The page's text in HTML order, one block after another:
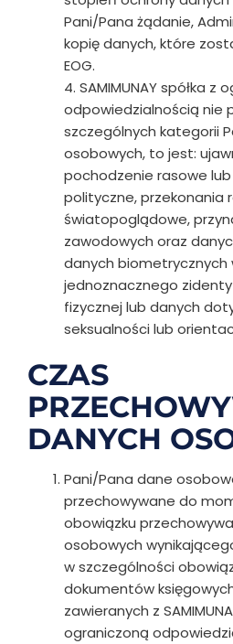
Pani/Pana żądanie,
kopię danych, które
EOG.
4. SAMIMUNAY spółka z
odpowiedzialnością nie
szczególnych kategorii
osobowych, to jest:
pochodzenie rasowe
polityczne, przekonania
światopoglądowe,
zawodowych oraz
danych biometrycznych
jednoznacznego
fizycznej lub danych
seksualności lub
CZAS
DANYCH
Pani/Pana dane
przechowywane do
obowiązku
osobowych
w szczególności
dokumentów
zawieranych z
ograniczoną